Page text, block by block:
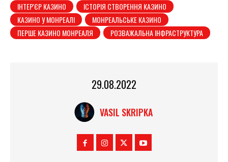
ІНТЕР'ЄР КАЗИНО
ІСТОРІЯ СТВОРЕННЯ КАЗИНО
КАЗИНО У МОНРЕАЛІ
МОНРЕАЛЬСЬКЕ КАЗИНО
ПЕРШЕ КАЗИНО МОНРЕАЛЯ
РОЗВАЖАЛЬНА ІНФРАСТРУКТУРА
29.08.2022
VASIL SKRIPKA